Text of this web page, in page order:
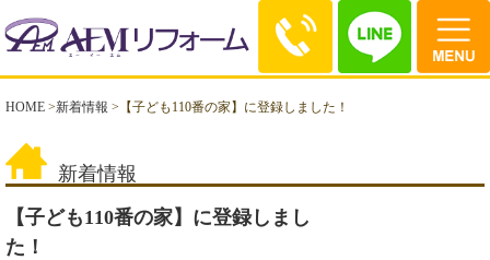
HOME >新着情報 > 【子ども110番の家】に登録しました！
新着情報
【子ども110番の家】に登録しまし
た！